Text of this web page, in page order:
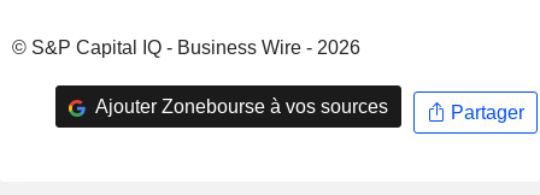
© S&P Capital IQ - Business Wire - 2026
Ajouter Zonebourse à vos sources Partager